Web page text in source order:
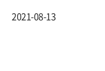
2021-08-13